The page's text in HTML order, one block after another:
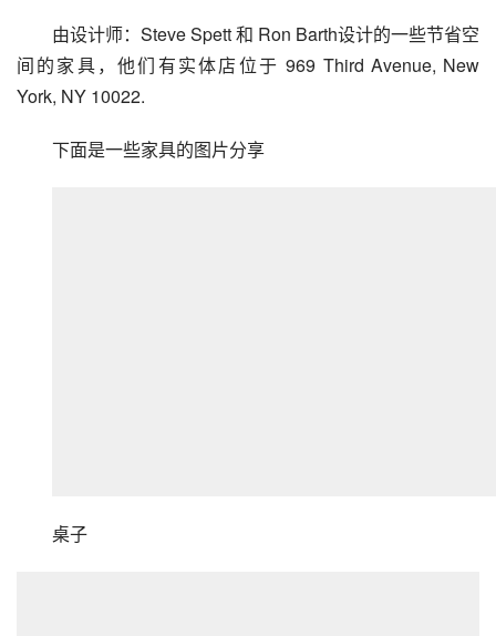
由设计师：Steve Spett 和 Ron Barth设计的一些节省空
间的家具，他们有实体店位于 969 Third Avenue, New
York, NY 10022.
下面是一些家具的图片分享
桌子